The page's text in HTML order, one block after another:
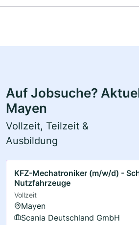
Auf Jobsuche?
Mayen
Vollzeit, Teilzeit &
Ausbildung
KFZ-Mechatroniker (m/w/d) -
Nutzfahrzeuge
Vollzeit
Mayen
Scania Deutschland GmbH